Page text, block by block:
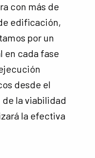
con más de
edificación,
por un
en cada fase
desde el
de la viabilidad
la efectiva